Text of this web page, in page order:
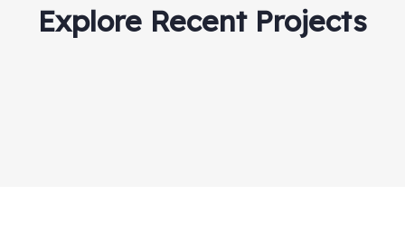
Search:
Explore Recent Projects